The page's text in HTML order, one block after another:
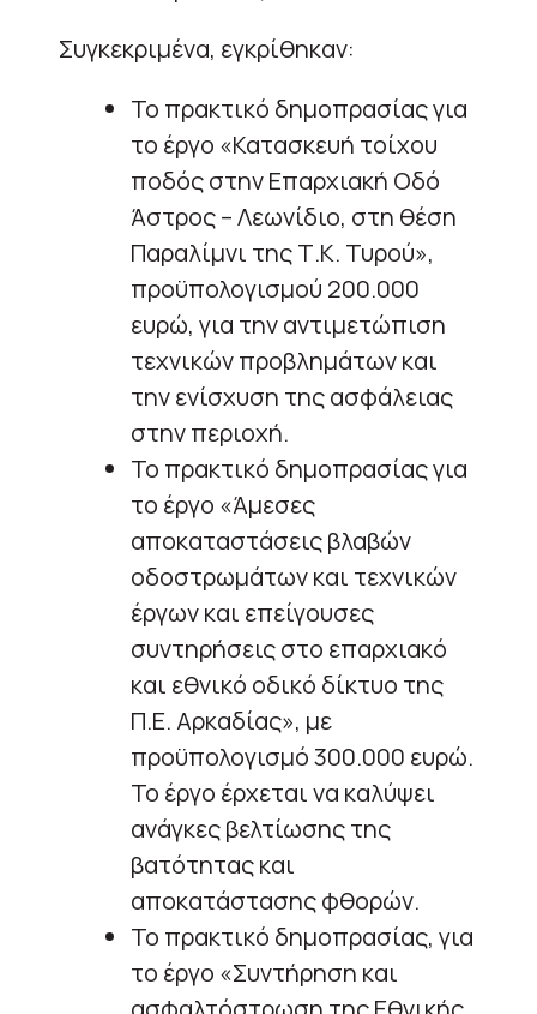
Συγκεκριμένα, εγκρίθηκαν:
Το πρακτικό δημοπρασίας για
το έργο «Κατασκευή τοίχου
ποδός στην Επαρχιακή Οδό
Άστρος – Λεωνίδιο, στη θέση
Παραλίμνι της Τ.Κ. Τυρού»,
προϋπολογισμού 200.000
ευρώ, για την αντιμετώπιση
τεχνικών προβλημάτων και
την ενίσχυση της ασφάλειας
στην περιοχή.
Το πρακτικό δημοπρασίας για
το έργο «Άμεσες
αποκαταστάσεις βλαβών
οδοστρωμάτων και τεχνικών
έργων και επείγουσες
συντηρήσεις στο επαρχιακό
και εθνικό οδικό δίκτυο της
Π.Ε. Αρκαδίας», με
προϋπολογισμό 300.000 ευρώ.
Το έργο έρχεται να καλύψει
ανάγκες βελτίωσης της
βατότητας και
αποκατάστασης φθορών.
Το πρακτικό δημοπρασίας, για
το έργο «Συντήρηση και